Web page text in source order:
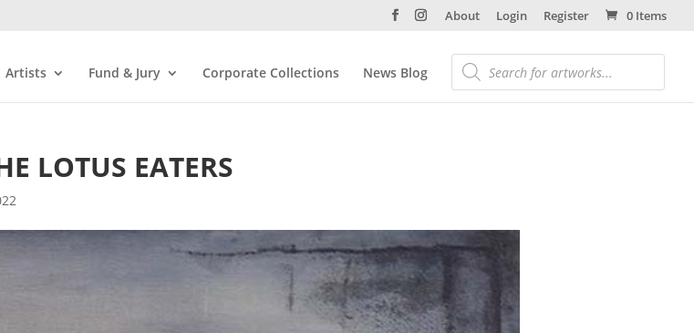
About Login Register 0 Items
Artists Fund & Jury Corporate Collections News Blog
LOTUS EATERS